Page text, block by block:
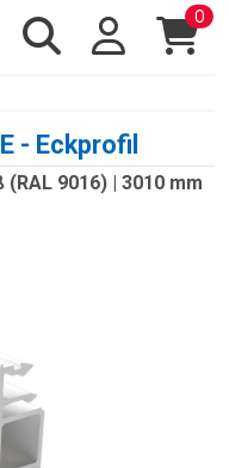
0
- Eckprofil
9016) | 3010 mm